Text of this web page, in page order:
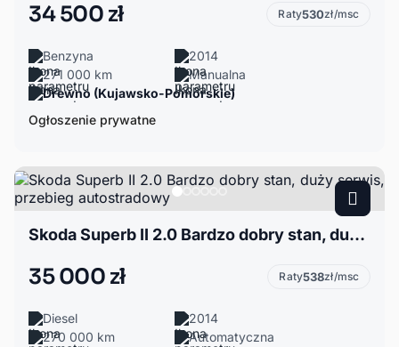
34 500 zł Raty530zł/msc
Benzyna
2014
271 000 km
Manualna
Drewno (Kujawsko-Pomorskie)
Ogłoszenie prywatne
Skoda Superb II 2.0 Bardzo dobry stan, duży serwis, przebieg autostradowy
35 000 zł Raty538zł/msc
Diesel
2014
270 000 km
Automatyczna